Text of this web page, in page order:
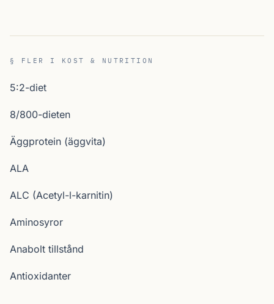
§ FLER I KOST & NUTRITION
5:2-diet
8/800-dieten
Äggprotein (äggvita)
ALA
ALC (Acetyl-l-karnitin)
Aminosyror
Anabolt tillstånd
Antioxidanter